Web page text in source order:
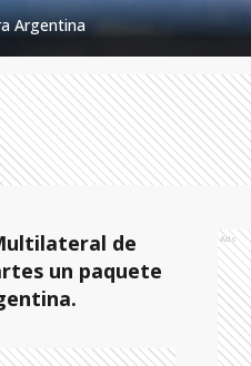
Argentina
de
un paquete
Ads